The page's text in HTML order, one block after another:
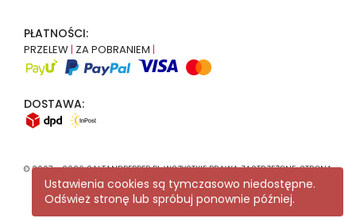
PŁATNOŚCI:
PRZELEW| ZA POBRANIEM |
DOSTAWA:
© 2007 - 2026 SALTANDPEPPER.PL WSZYSTKIE PRAWA ZASTRZEŻONE. STRONA
KORZYSTA Z RECAPTCHA .POLITYKA PRYWATNOŚCIGOOGLE MA
ZASTOSOWANIE.
Ustawienia cookies są tymczasowo niedostępne.
Odśwież stronę lub spróbuj ponownie później.